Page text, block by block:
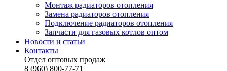
Монтаж радиаторов отопления
Замена радиаторов отопления
Подключение радиаторов отопления
Запчасти для газовых котлов оптом
Новости и статьи
Контакты
Отдел оптовых продаж
8 (960) 800-77-71